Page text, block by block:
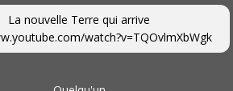
La nouvelle Terre qui arrive
watch?v=TQOvlmXbWgk